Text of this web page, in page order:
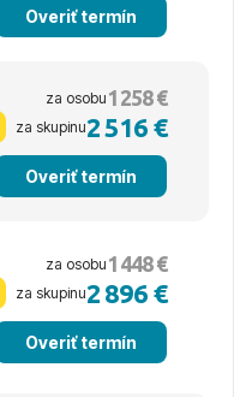
Overiť termín
za osobu 1 258 €
za skupinu2 516 €
Overiť termín
za osobu 1 448 €
za skupinu2 896 €
Overiť termín